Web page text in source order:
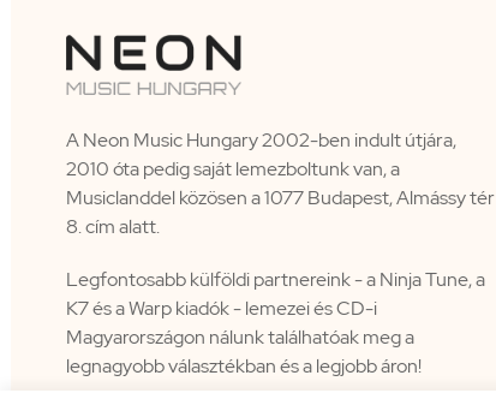
A Neon Music Hungary 2002-ben indult útjára,
2010 óta pedig saját lemezboltunk van, a
Musiclanddel közösen a 1077 Budapest, Almássy tér
8. cím alatt.
Legfontosabb külföldi partnereink - a Ninja Tune, a
K7 és a Warp kiadók - lemezei és CD-i
Magyarországon nálunk találhatóak meg a
legnagyobb választékban és a legjobb áron!